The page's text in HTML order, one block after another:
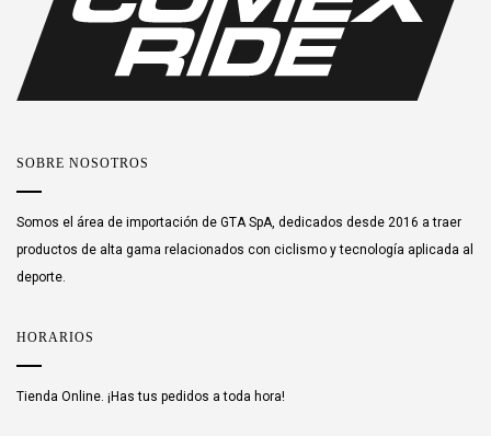
SOBRE NOSOTROS
Somos el área de importación de GTA SpA, dedicados desde 2016 a traer
productos de alta gama relacionados con ciclismo y tecnología aplicada al
deporte.
HORARIOS
Tienda Online. ¡Has tus pedidos a toda hora!